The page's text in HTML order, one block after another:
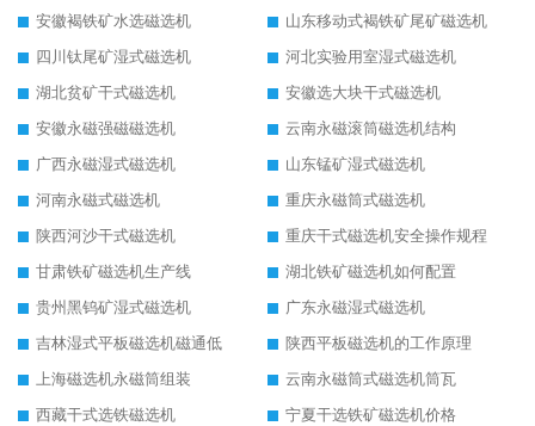
安徽褐铁矿水选磁选机
山东移动式褐铁矿尾矿磁选机
四川钛尾矿湿式磁选机
河北实验用室湿式磁选机
湖北贫矿干式磁选机
安徽选大块干式磁选机
安徽永磁强磁磁选机
云南永磁滚筒磁选机结构
广西永磁湿式磁选机
山东锰矿湿式磁选机
河南永磁式磁选机
重庆永磁筒式磁选机
陕西河沙干式磁选机
重庆干式磁选机安全操作规程
甘肃铁矿磁选机生产线
湖北铁矿磁选机如何配置
贵州黑钨矿湿式磁选机
广东永磁湿式磁选机
吉林湿式平板磁选机磁通低
陕西平板磁选机的工作原理
上海磁选机永磁筒组装
云南永磁筒式磁选机筒瓦
西藏干式选铁磁选机
宁夏干选铁矿磁选机价格